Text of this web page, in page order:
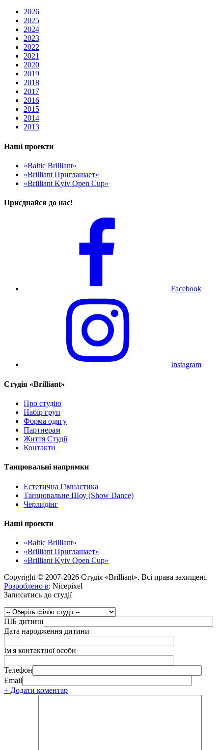
2026
2025
2024
2023
2022
2021
2020
2019
2018
2017
2016
2015
2014
2013
Наші проекти
«Baltic Brilliant»
«Brilliant Приглашает»
«Brilliant Kyiv Open Cup»
Приєднайся до нас!
Facebook
Instagram
Cтудія «Brilliant»
Про студію
Набір груп
Форма одягу
Партнерам
Життя Студії
Контакти
Танцювальні напрямки
Естетична Гімнастика
Танцювальне Шоу (Show Dance)
Черлидінг
Наші проекти
«Baltic Brilliant»
«Brilliant Приглашает»
«Brilliant Kyiv Open Cup»
Copyright © 2007-2026 Студія «Brilliant». Всі права захищені.
Розроблено в: Nicepixel
Записатись до студії
ПІБ дитини
Дата народження дитини
Ім'я контактної особи
Телефон
Email
+ Додати коментар